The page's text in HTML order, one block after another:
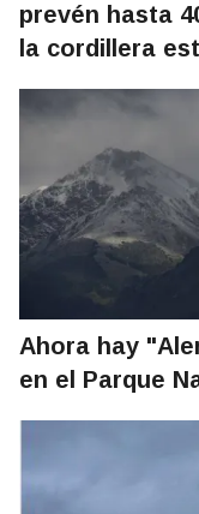
prevén hasta
la cordillera
Ahora hay
en el Parque